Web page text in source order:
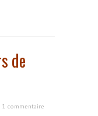
de
1 commentaire